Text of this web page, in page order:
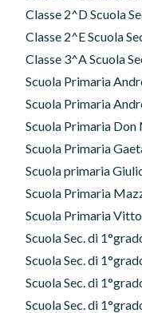
Classe 2^D Scuola
Classe 2^E Scuola
Classe 3^A Scuola
Scuola Primaria
Scuola Primaria
Scuola Primaria
Scuola Primaria
Scuola primaria
Scuola Primaria
Scuola Primaria
Scuola Sec. di
Scuola Sec. di
Scuola Sec. di
Scuola Sec. di